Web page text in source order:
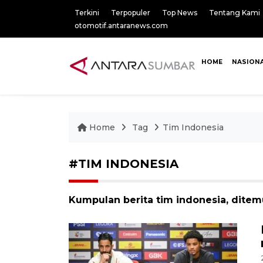
Terkini Terpopuler Top News
Tentang Kami
otomotif.antaranews.com
HOME
Home Tag Tim Indonesia
#TIM INDONESIA
Kumpulan berita tim indonesia,